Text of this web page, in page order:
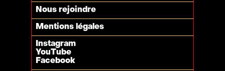
Instagram
YouTube
Facebook
Nous rejoindre
Mentions légales